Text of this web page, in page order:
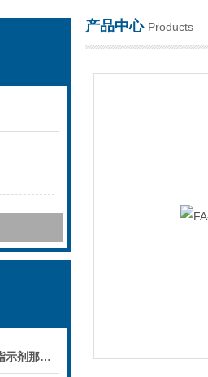
想知道该如何使用生物指示剂那就看看本篇吧
产品中心 Products